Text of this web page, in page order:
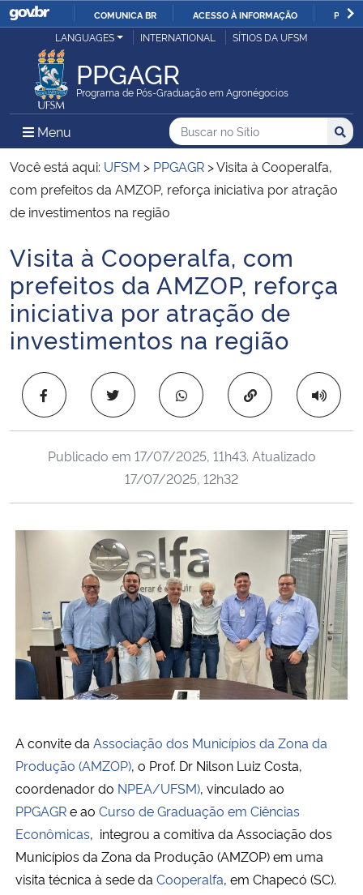
IR
COMUNICA BR ACESSO À INFORMAÇÃO
Ministério da Justiça e Segurança Pública
Ministério da Defesa
Ministério das Relações Exteriores
Ministério da Economia
Ministério da Infraestrutura
Ministério da Agricultura, Pecuária e Abastecimento
Ministério da Educação
Ministério da Cidadania
Ministério da Saúde
Ministério de Minas e Energia
Ministério da Ciência, Tecnologia, Inovações e Comunicações
Ministério do Meio Ambiente
Ministério do Turismo
Ministério do Desenvolvimento Regional
Controladoria-Geral da União
Secretaria-Geral
Secretaria de Governo
Gabinete de Segurança Institucional
LANGUAGES INTERNATIONAL SÍTIOS DA UFSM
PPGAGR
Programa de Pós-Graduação em Agronégocios
Menu Menu Principal do Sítio
Busca
Buscar no no Sítio
Busca:
Você está aqui: UFSM > PPGAGR >Visita à Cooperalfa,
com prefeitos da AMZOP, reforça iniciativa por atração
de investimentos na região
Início do conteúdo
Visita à Cooperalfa, com
prefeitos da AMZOP, reforça
iniciativa por atração de
investimentos na região
Copiar para área
Publicado em 17/07/2025, 11h43. Atualizado
17/07/2025, 12h32
A convite da Associação dos Municípios da Zona da
Produção (AMZOP), o Prof. Dr Nilson Luiz Costa,
coordenador do NPEA/UFSM), vinculado ao
PPGAGRe ao Curso de Graduação em Ciências
Econômicas, integrou a comitiva da Associação dos
Municípios da Zona da Produção (AMZOP) em uma
visita técnica à sede da Cooperalfa, em Chapecó (SC).